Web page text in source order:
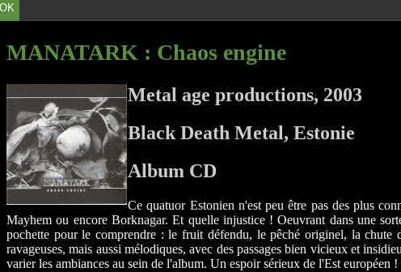
OK
MANATARK : Chaos engine
Metal age productions, 2003
Black Death Metal, Estonie
Album CD
Ce quatuor Estonien n'est peu être pas des plus
Mayhem ou encore Borknagar. Et quelle injustice ! Oeuvrant dans une
pochette pour le comprendre : le fruit défendu, le pêché originel, la
ravageuses, mais aussi mélodiques, avec des passages bien vicieux et
varier les ambiances au sein de l'album. Un espoir sérieux de l'Est européen !